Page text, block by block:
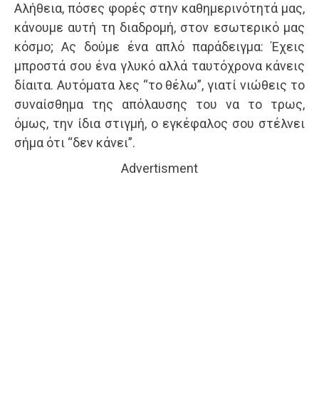
Αλήθεια, πόσες φορές στην καθημερινότητά μας,
κάνουμε αυτή τη διαδρομή, στον εσωτερικό μας
κόσμο; Ας δούμε ένα απλό παράδειγμα: Έχεις
μπροστά σου ένα γλυκό αλλά ταυτόχρονα κάνεις
δίαιτα. Αυτόματα λες “το θέλω”, γιατί νιώθεις το
συναίσθημα της απόλαυσης του να το τρως,
όμως, την ίδια στιγμή, ο εγκέφαλος σου στέλνει
σήμα ότι “δεν κάνει”.
Advertisment